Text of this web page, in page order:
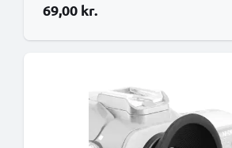
69,00 kr.